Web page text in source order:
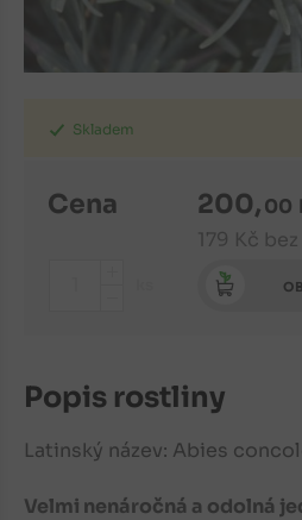
Skladem
Cena 200,00
179 Kč
Popis rostliny
Latinský název: Abies
Velmi nenáročná a odolná